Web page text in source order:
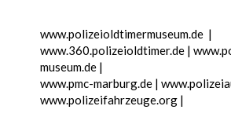
www.polizeioldtimermuseum.de |
www.360.polizeioldtimer.de |
museum.de |
www.pmc-marburg.de |
www.polizeifahrzeuge.org |